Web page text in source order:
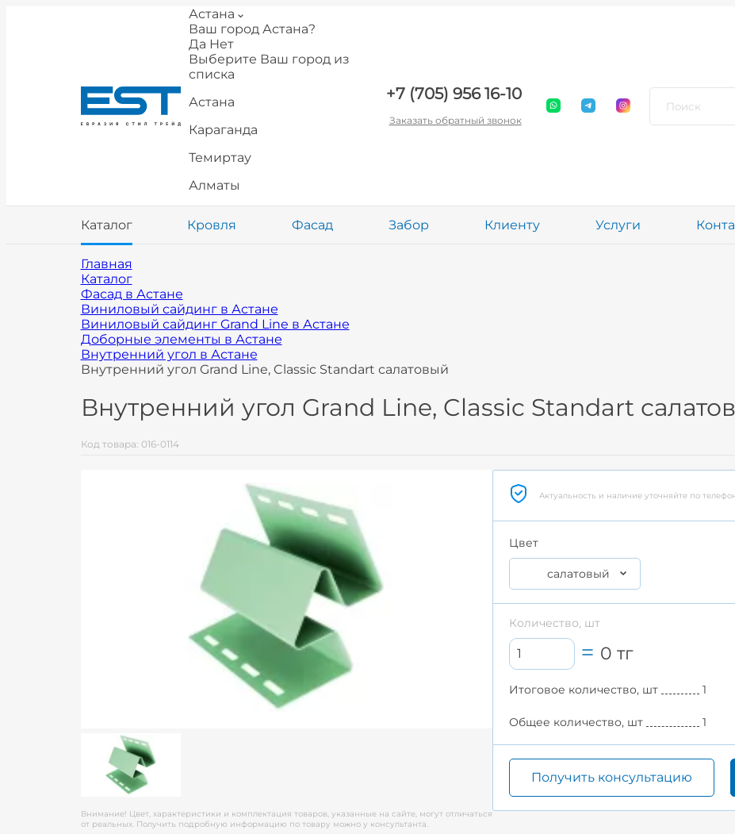
Астана
Ваш город Астана?
Да Нет
Выберите Ваш город из
списка
Астана
Караганда
Темиртау
Алматы
+7 (705) 956 16-10
Заказать обратный звонок
Каталог Кровля Фасад Забор Клиенту Услуги
Главная
Каталог
Фасад в Астане
Виниловый сайдинг в Астане
Виниловый сайдинг Grand Line в Астане
Доборные элементы в Астане
Внутренний угол в Астане
Внутренний угол Grand Line, Classic Standart салатовый
Внутренний угол Grand Line, Classic Standart
Код товара: 016-0114
Внимание! Цвет, характеристики и комплектация товаров, указанные на сайте, могут отличаться
от реальных. Получить подробную информацию по товару можно у консультанта.
Актуальность и наличие уточняйте по
Цвет
салатовый
Количество, шт
0 тг
Итоговое количество, шт 1
Общее количество, шт 1
Получить консультацию